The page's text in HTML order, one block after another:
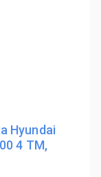
Hyundai
4 TM,